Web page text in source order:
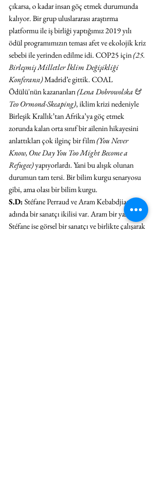
çıkarsa, o kadar insan göç etmek durumunda
kalıyor. Bir grup uluslararası araştırma
platformu ile iş birliği yaptığımız 2019 yılı
ödül programımızın teması afet ve ekolojik kriz
sebebi ile yerinden edilme idi. COP25 için (25.
Birleşmiş Milletler İklim Değişikliği
Konferansı) Madrid’e gittik. COAL
Ödülü'nün kazananları (Lena Dobrowolska &
Teo Ormond-Skeaping), iklim krizi nedeniyle
Birleşik Krallık’tan Afrika’ya göç etmek
zorunda kalan orta sınıf bir ailenin hikayesini
anlattıkları çok ilginç bir film (You Never
Know, One Day You Too Might Become a
Refugee) yapıyorlardı. Yani bu alışık olunan
durumun tam tersi. Bir bilim kurgu senaryosu
gibi, ama olası bir bilim kurgu.
S.D: Stéfane Perraud ve Aram Kebabdjian
adında bir sanatçı ikilisi var. Aram bir yazar,
Stéfane ise görsel bir sanatçı ve birlikte çalışarak